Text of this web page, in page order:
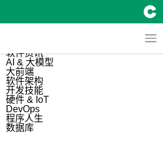
软件资讯
AI & 大模型
大前端
软件架构
开发技能
硬件 & IoT
DevOps
程序人生
数据库